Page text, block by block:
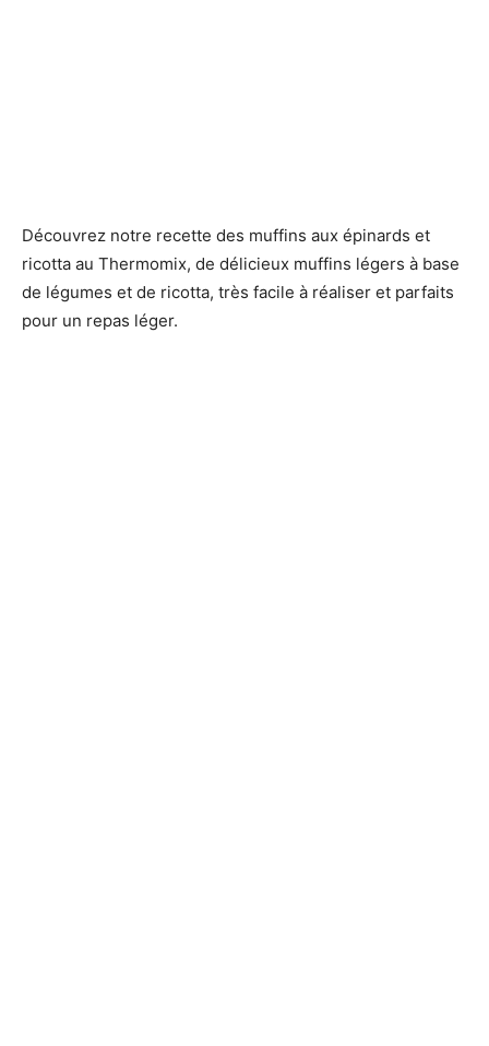
Découvrez notre recette des muffins aux épinards et
ricotta au Thermomix, de délicieux muffins légers à base
de légumes et de ricotta, très facile à réaliser et parfaits
pour un repas léger.